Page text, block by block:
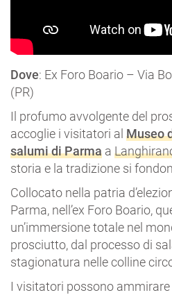
Dove: Ex Foro Boario – Via
(PR)
Il profumo avvolgente del
accoglie i visitatori al Museo
salumi di Parma a
storia e la tradizione si
Collocato nella patria
Parma, nell’ex Foro Boario,
un’immersione totale nel
prosciutto, dal processo di
stagionatura nelle colline
I visitatori possono ammirare